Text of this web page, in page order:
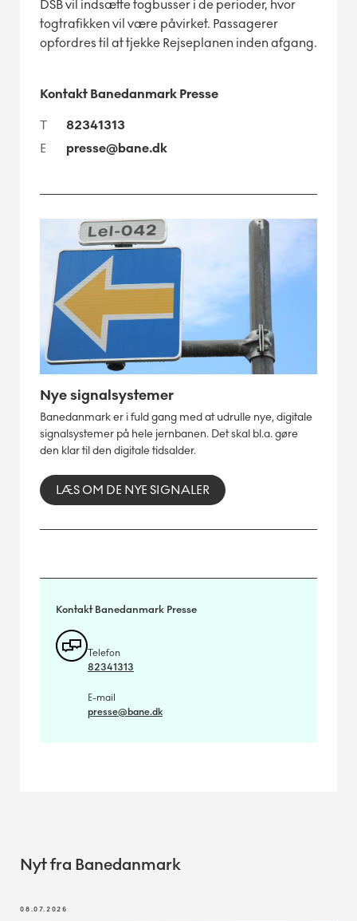
DSB vil indsætte togbusser i de perioder, hvor
togtrafikken vil være påvirket. Passagerer
opfordres til at tjekke Rejseplanen inden afgang.
Kontakt Banedanmark Presse
T
82341313
E
presse@bane.dk
Nye signalsystemer
Banedanmark er i fuld gang med at udrulle nye, digitale
signalsystemer på hele jernbanen. Det skal bl.a. gøre
den klar til den digitale tidsalder.
LÆS OM DE NYE SIGNALER
Kontakt Banedanmark Presse
Telefon
82341313
E-mail
presse@bane.dk
Nyt fra Banedanmark
08.07.2026